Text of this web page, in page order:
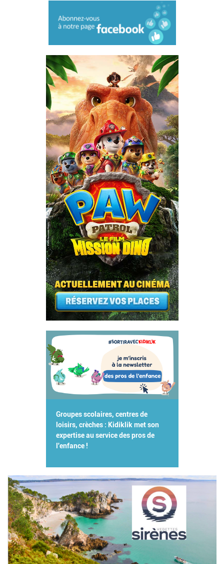
Groupes scolaires, centres de
loisirs, crèches : Kidiklik met son
expertise au service des pros de
l'enfance !